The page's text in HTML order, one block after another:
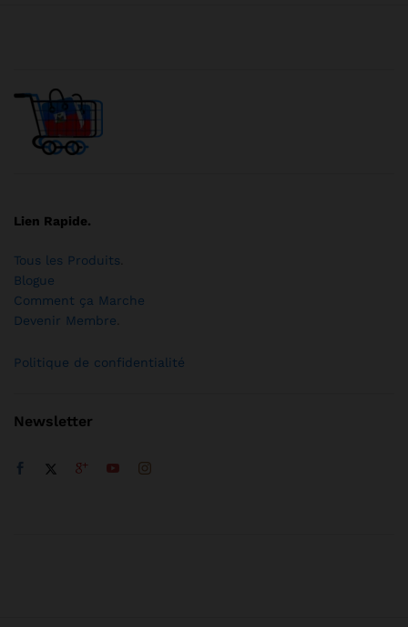
Lien Rapide.
Tous les Produits
Blogue
Comment ça Marche
Devenir Membre
Politique de confidentialité
Newsletter